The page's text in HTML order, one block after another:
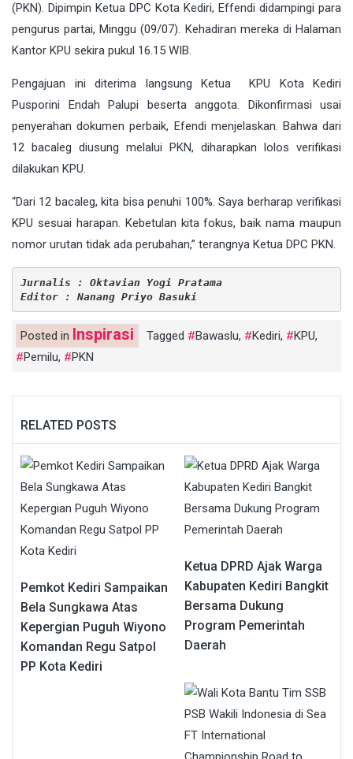
(PKN). Dipimpin Ketua DPC Kota Kediri, Effendi didampingi para
pengurus partai, Minggu (09/07). Kehadiran mereka di Halaman
Kantor KPU sekira pukul 16.15 WIB.
Pengajuan ini diterima langsung Ketua KPU Kota Kediri
Pusporini Endah Palupi beserta anggota. Dikonfirmasi usai
penyerahan dokumen perbaik, Efendi menjelaskan. Bahwa dari
12 bacaleg diusung melalui PKN, diharapkan lolos verifikasi
dilakukan KPU.
“Dari 12 bacaleg, kita bisa penuhi 100%. Saya berharap verifikasi
KPU sesuai harapan. Kebetulan kita fokus, baik nama maupun
nomor urutan tidak ada perubahan,” terangnya Ketua DPC PKN.
Jurnalis : Oktavian Yogi Pratama
Editor : Nanang Priyo Basuki
Posted in Inspirasi Tagged Bawaslu, Kediri, KPU,
Pemilu, PKN
RELATED POSTS
Pemkot Kediri Sampaikan
Bela Sungkawa Atas
Kepergian Puguh Wiyono
Komandan Regu Satpol
PP Kota Kediri
Ketua DPRD Ajak Warga
Kabupaten Kediri Bangkit
Bersama Dukung
Program Pemerintah
Daerah